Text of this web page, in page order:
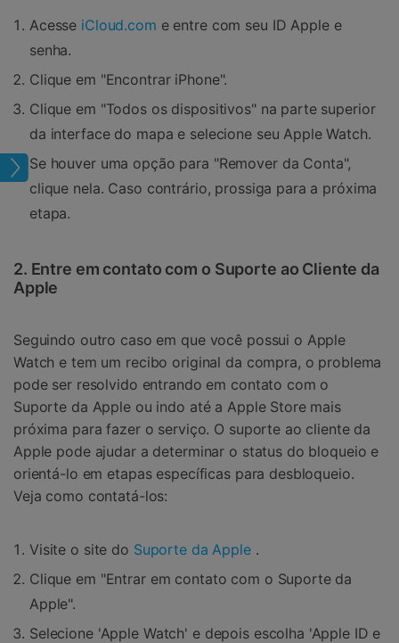
Acesse iCloud.com e entre com seu ID Apple e
senha.
Clique em "Encontrar iPhone".
Clique em "Todos os dispositivos" na parte superior
da interface do mapa e selecione seu Apple Watch.
Se houver uma opção para "Remover da Conta",
clique nela. Caso contrário, prossiga para a próxima
etapa.
2. Entre em contato com o Suporte ao Cliente da
Apple
Seguindo outro caso em que você possui o Apple
Watch e tem um recibo original da compra, o problema
pode ser resolvido entrando em contato com o
Suporte da Apple ou indo até a Apple Store mais
próxima para fazer o serviço. O suporte ao cliente da
Apple pode ajudar a determinar o status do bloqueio e
orientá-lo em etapas específicas para desbloqueio.
Veja como contatá-los:
Visite o site do Suporte da Apple.
Clique em "Entrar em contato com o Suporte da
Apple".
Selecione 'Apple Watch' e depois escolha 'Apple ID e